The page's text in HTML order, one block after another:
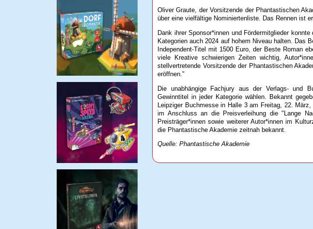
Oliver Graute, der Vorsitzende der Phantastischen
über eine vielfältige Nominiertenliste. Das Rennen ist
Dank ihrer Sponsor*innen und Fördermitglieder
Kategorien auch 2024 auf hohem Niveau halten. Das
Independent-Titel mit 1500 Euro, der Beste Roman
viele Kreative schwierigen Zeiten wichtig,
stellvertretende Vorsitzende der Phantastischen
eröffnen."
Die unabhängige Fachjury aus der Verlags- und
Gewinntitel in jeder Kategorie wählen. Bekannt
Leipziger Buchmesse in Halle 3 am Freitag, 22.
im Anschluss an die Preisverleihung die "Lange
Preisträger*innen sowie weiterer Autor*innen im
die Phantastische Akademie zeitnah bekannt.
Quelle: Phantastische Akademie